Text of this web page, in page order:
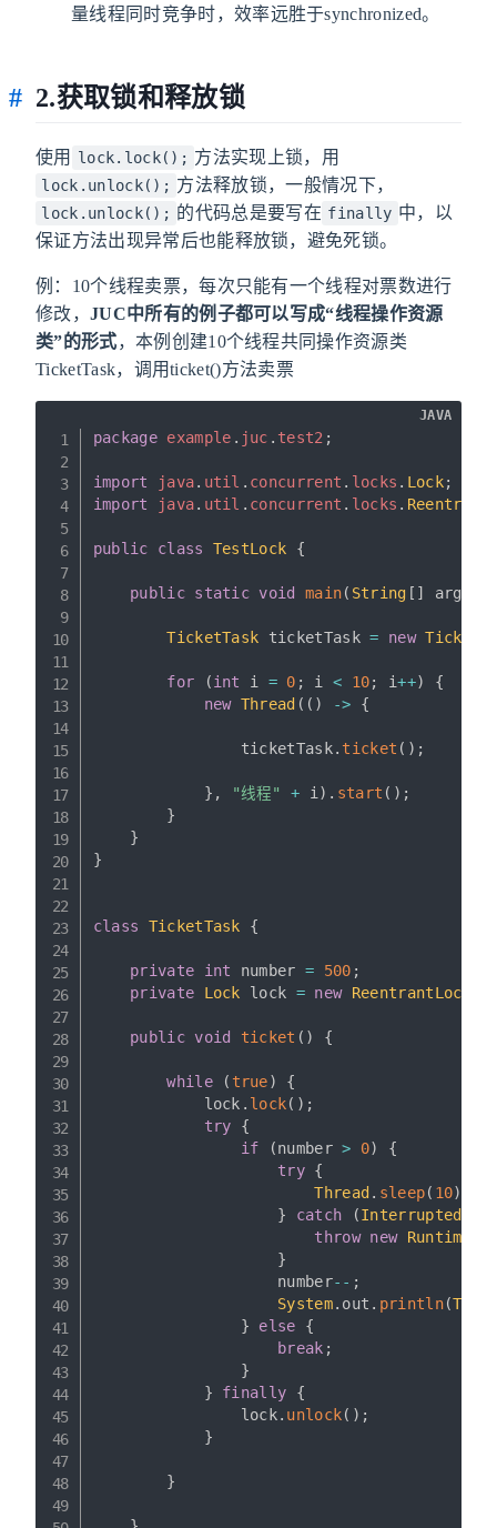
量线程同时竞争时，效率远胜于synchronized。
2.获取锁和释放锁
使用 lock.lock(); 方法实现上锁，用
lock.unlock(); 方法释放锁，一般情况下，
lock.unlock(); 的代码总是要写在 finally 中，以
保证方法出现异常后也能释放锁，避免死锁。
例：10个线程卖票，每次只能有一个线程对票数进行
修改， JUC中所有的例子都可以写成“线程操作资源
类”的形式，本例创建10个线程共同操作资源类
TicketTask，调用ticket()方法卖票
package example . juc . test2 ;
import java. util . concurrent . locks . Lock;
import
java. util . concurrent . locks .
public class TestLock {
public static void main( String [ ] args
TicketTask ticketTask = new
for (int i = 0 ; i < 10; i++)
{
new Thread ( ( ) -> {
                ticketTask
. ticket ( ) ;
} , "线程" + i ) . start ( ) ;
}
}
}
class TicketTask {
private int number = 500 ;
private
Lock lock = new ReentrantLock
public void ticket ( ) {
while ( true)
{
            lock
. lock( ) ;
try
{
if
(number > 0)
{
try {
Thread . sleep( 10)
}
catch (
throw new
}
                    number
-- ;
System. out . println(
}
else
{
break ;
}
}
finally
{
                lock
. unlock( ) ;
}
}
JAVA